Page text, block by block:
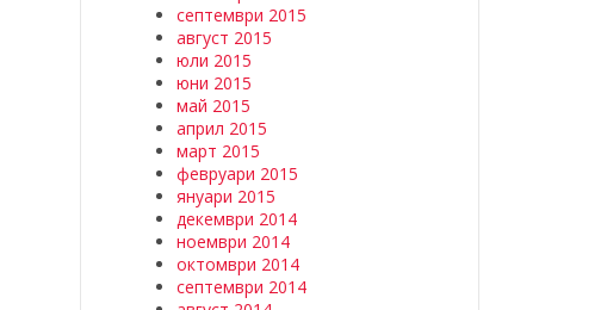
септември 2015
август 2015
юли 2015
юни 2015
май 2015
април 2015
март 2015
февруари 2015
януари 2015
декември 2014
ноември 2014
октомври 2014
септември 2014